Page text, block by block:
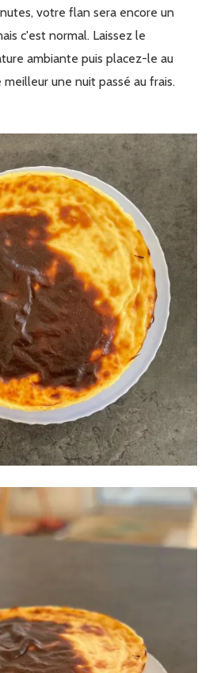
c'est normal. Laissez le
ambiante puis placez-le au
meilleur une nuit passé au frais.